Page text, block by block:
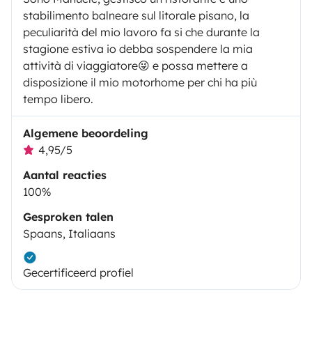
stabilimento balneare sul litorale pisano, la
peculiarità del mio lavoro fa si che durante la
stagione estiva io debba sospendere la mia
attività di viaggiatore😜 e possa mettere a
disposizione il mio motorhome per chi ha più
tempo libero.
Algemene beoordeling
4,95/5
Aantal reacties
100%
Gesproken talen
Spaans, Italiaans
Gecertificeerd profiel